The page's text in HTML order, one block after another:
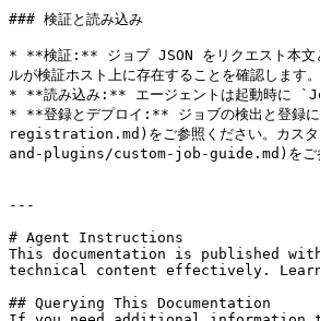
### 検証と読み込み
* **検証:** ジョブ JSON をリクエスト本文
ルが検証ホスト上に存在することを確認します。
* **読み込み:** エージェントは起動時に
* **登録とデプロイ:** ジョブの検出と
registration.md)をご参照ください。カス
and-plugins/custom-job-guide.md)をご参
---
# Agent Instructions
This documentation is published
technical content effectively. Learn
## Querying This Documentation